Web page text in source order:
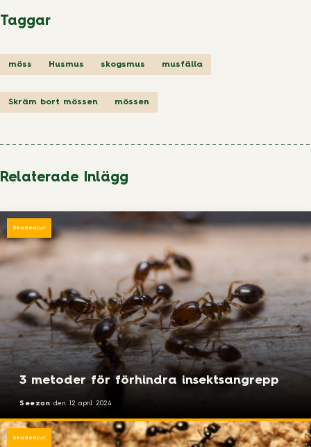
Taggar
möss Husmus skogsmus musfälla
Skräm bort mössen mössen
Relaterade Inlägg
3 metoder för förhindra insektsangrepp
Seezon den 12 april 2024
Skadedjur
Skadedjur